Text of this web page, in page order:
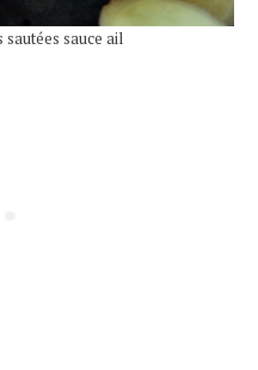
sauce ail